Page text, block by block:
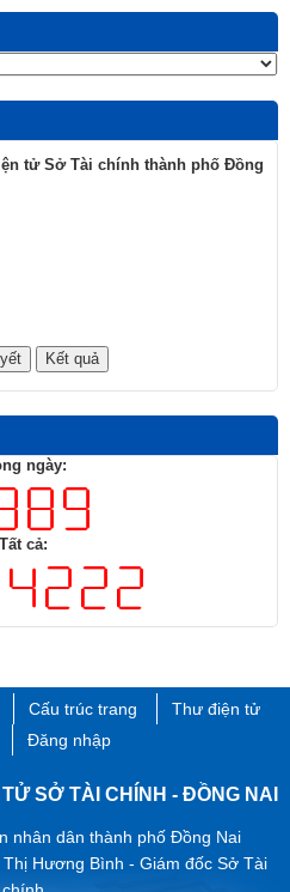
tử Sở Tài chính thành phố Đồng
ngày:
Tất cả:
Cấu trúc trang
Thư điện tử
Đăng nhập
SỞ TÀI CHÍNH - ĐỒNG NAI
nhân dân thành phố Đồng Nai
Hương Bình - Giám đốc Sở Tài